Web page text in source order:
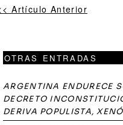
Artículo Anterior
OTRAS ENTRADAS
ARGENTINA ENDURECE
DECRETO
DERIVA POPULISTA,